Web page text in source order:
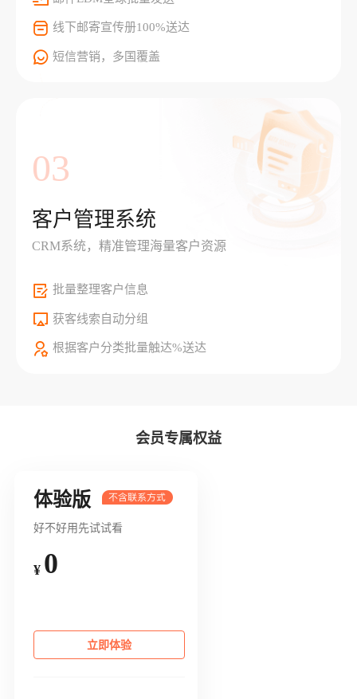
线下邮寄宣传册100%送达
短信营销，多国覆盖
03
客户管理系统
CRM系统，精准管理海量客户资源
批量整理客户信息
获客线索自动分组
根据客户分类批量触达%送达
会员专属权益
体验版
好不好用先试试看
¥ 0
立即体验